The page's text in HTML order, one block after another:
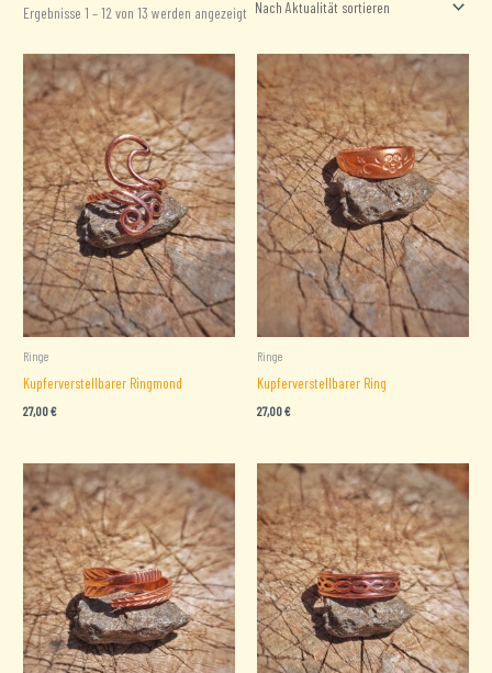
Ergebnisse 1 – 12 von 13 werden angezeigt Nach
Ringe
Kupferverstellbarer Ringmond
27,00€
Ringe
Kupferverstellbarer Ring
27,00€